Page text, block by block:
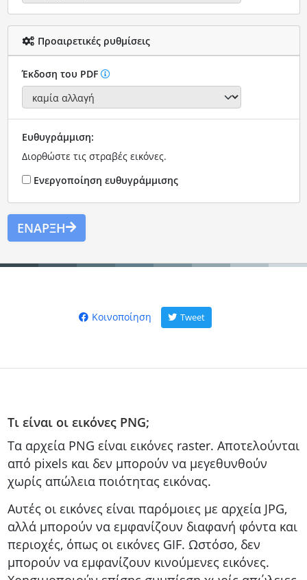
Προαιρετικές ρυθμίσεις
Έκδοση του PDF
Ευθυγράμμιση:
Διορθώστε τις στραβές εικόνες.
Ενεργοποίηση ευθυγράμμισης
ΈΝΑΡΞΗ
Κοινοποίηση Tweet
Τι είναι οι εικόνες PNG;
Τα αρχεία PNG είναι εικόνες raster. Αποτελούνται
από pixels και δεν μπορούν να μεγεθυνθούν
χωρίς απώλεια ποιότητας εικόνας.
Αυτές οι εικόνες είναι παρόμοιες με αρχεία JPG,
αλλά μπορούν να εμφανίζουν διαφανή φόντα και
περιοχές, όπως οι εικόνες GIF. Ωστόσο, δεν
μπορούν να εμφανίζουν κινούμενες εικόνες.